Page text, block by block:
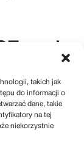
takich jak
do informacji o
dane, takie
na tej
niekorzystnie
+